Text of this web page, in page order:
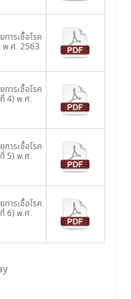
การเชื้อโรค
พ.ศ. 2563
การเชื้อโรค
4) พ.ศ.
การเชื้อโรค
5) พ.ศ.
การเชื้อโรค
6) พ.ศ.